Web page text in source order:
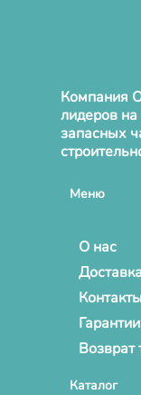
Компания
лидеров
запасных
Меню
О нас
Контакты
Гарантии
Возврат
Каталог